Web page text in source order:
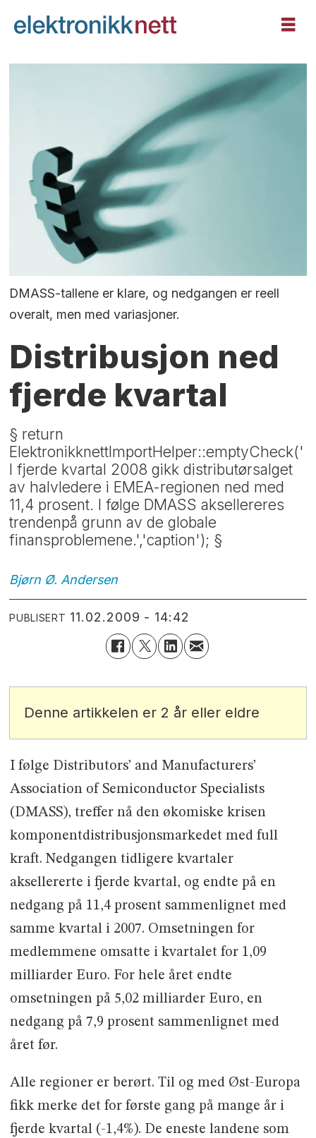
DMASS-tallene er klare, og nedgangen er reell
overalt, men med variasjoner.
Distribusjon ned
fjerde kvartal
§ return
ElektronikknettImportHelper::emptyCheck('
I fjerde kvartal 2008 gikk distributørsalget
av halvledere i EMEA-regionen ned med
11,4 prosent. I følge DMASS aksellereres
trendenpå grunn av de globale
finansproblemene.','caption'); §
Bjørn Ø. Andersen
PUBLISERT 11.02.2009 - 14:42
Denne artikkelen er 2 år eller eldre
I følge Distributors’ and Manufacturers’
Association of Semiconductor Specialists
(DMASS), treffer nå den økomiske krisen
komponentdistribusjonsmarkedet med full
kraft. Nedgangen tidligere kvartaler
aksellererte i fjerde kvartal, og endte på en
nedgang på 11,4 prosent sammenlignet med
samme kvartal i 2007. Omsetningen for
medlemmene omsatte i kvartalet for 1,09
milliarder Euro. For hele året endte
omsetningen på 5,02 milliarder Euro, en
nedgang på 7,9 prosent sammenlignet med
året før.
Alle regioner er berørt. Til og med Øst-Europa
fikk merke det for første gang på mange år i
fjerde kvartal (-1,4%). De eneste landene som